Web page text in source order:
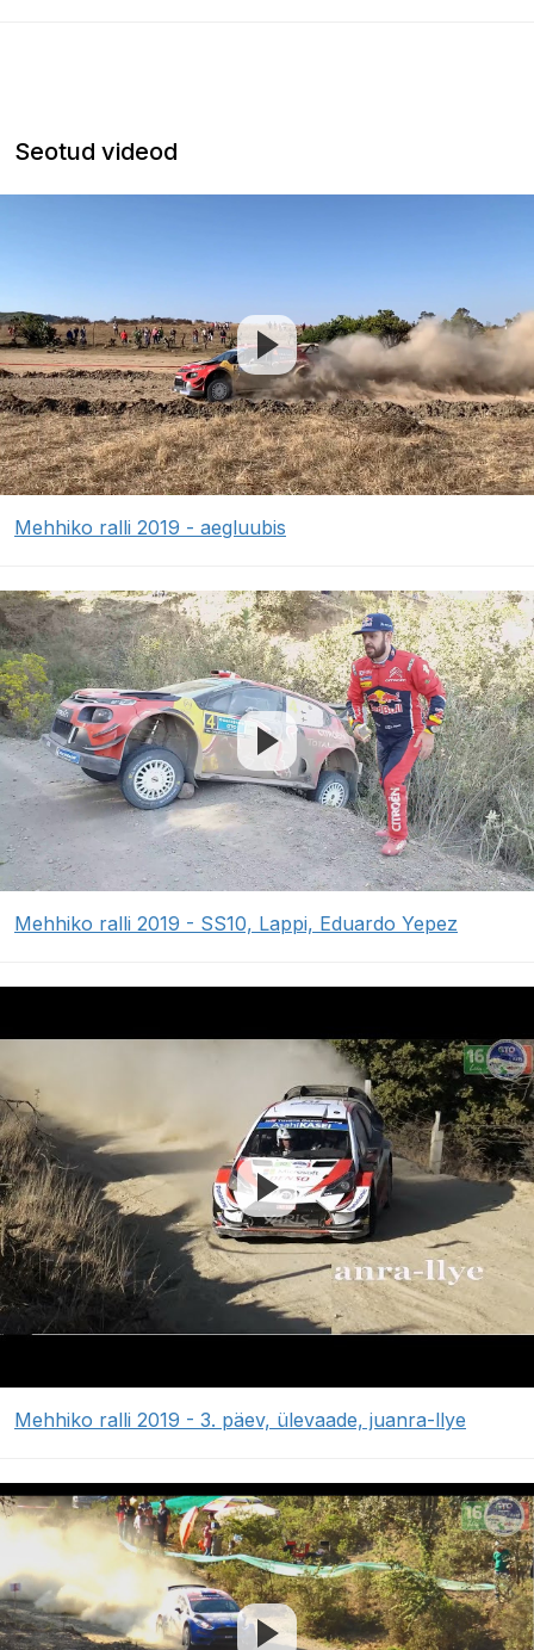
Seotud videod
Mehhiko ralli 2019 - aegluubis
Mehhiko ralli 2019 - SS10, Lappi, Eduardo Yepez
Mehhiko ralli 2019 - 3. päev, ülevaade, juanra-llye